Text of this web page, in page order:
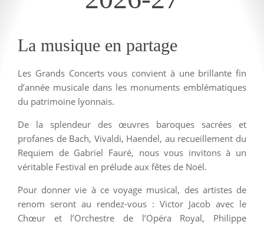
La musique en partage
Les Grands Concerts vous convient à une brillante fin
d’année musicale dans les monuments emblématiques
du patrimoine lyonnais.
De la splendeur des œuvres baroques sacrées et
profanes de Bach, Vivaldi, Haendel, au recueillement du
Requiem de Gabriel Fauré, nous vous invitons à un
véritable Festival en prélude aux fêtes de Noël.
Pour donner vie à ce voyage musical, des artistes de
renom seront au rendez-vous : Victor Jacob avec le
Chœur et l’Orchestre de l’Opéra Royal, Philippe